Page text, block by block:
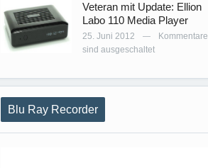
Veteran mit Update: Ellion
Labo 110 Media Player
25. Juni 2012 —
Kommentare
sind ausgeschaltet
Blu Ray Recorder